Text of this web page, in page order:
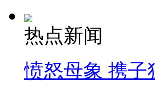
热点新闻
愤怒母象 携子